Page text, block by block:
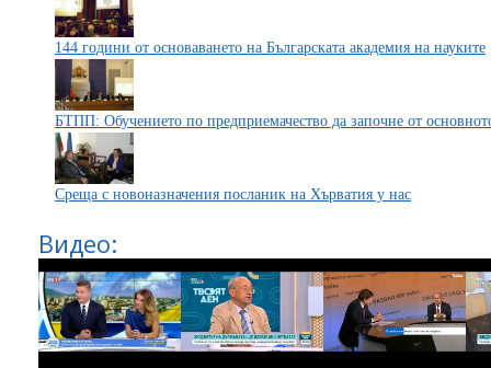
144 години от основаването на Българската академия на науките
БТПП: Обучението по предприемачество да започне от
Среща с новоназначения посланик на Хърватия у нас
Видео: